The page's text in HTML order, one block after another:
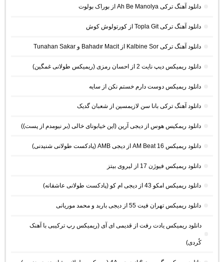
دانلود آهنگ ترکی Ah Be Manolya از بوراک بولوت
دانلود آهنگ ترکی Topla Git از کورتولوش کوش
دانلود آهنگ ترکی Kalbine Sor از Bahadır Macit و Tunahan Sakar
دانلود ریمیکس دیپ نایت 2 از احسان رمزی (ریمیکس طولانی غمگین)
دانلود ریمیکس دوست دارم خستم نکن از سایه
دانلود آهنگ ترکی بانا سن لازیمسین از شعبان گدیک
دانلود ریمکیس هوس از دیجی آرین (این خیابونای خالی (بر نیومدم از پست))
دانلود ریمیکس AM Beat 16 از دیجی AMB (پادکست طولانی شنیدنی)
دانلود ریمیکس فیوژن 17 از لیروی بیتز
دانلود ریمیکس امکو 43 از دیجی ام کو (پادکست طولانی عاشقانه)
دانلود ریمیکس تهران فیت 55 از دیجی باربد و محمد موریانی
دانلود ریمیکس یادت رفت از قدیمی ای آی (ریمیکس رپ ترکیبی با آهنک
کُردی)